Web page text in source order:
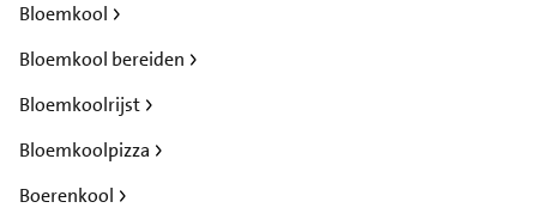
Bloemkool
Bloemkool bereiden
Bloemkoolrijst
Bloemkoolpizza
Boerenkool